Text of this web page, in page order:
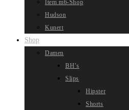
Item m6-Shop
Hudson
Kunert
Shop
Damen
BH’s
Slips
Hipster
Shorts